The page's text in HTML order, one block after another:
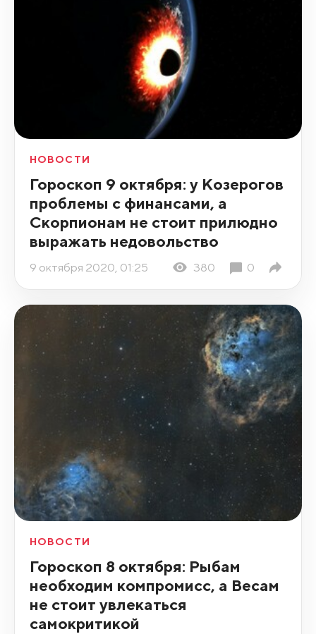
НОВОСТИ
Гороскоп 9 октября: у Козерогов
проблемы с финансами, а
Скорпионам не стоит прилюдно
выражать недовольство
9 октября 2020, 01:25 380 0
НОВОСТИ
Гороскоп 8 октября: Рыбам
необходим компромисс, а Весам
не стоит увлекаться
самокритикой